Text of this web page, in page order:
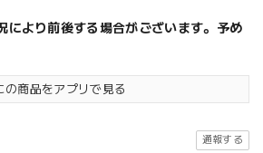
により前後する場合がございます。予め
の商品をアプリで見る
通報する